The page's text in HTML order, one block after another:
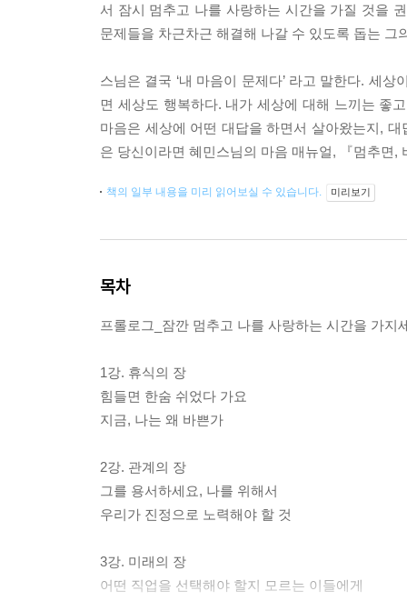
서 잠시 멈추고 나를 사랑하는 시간을 가질 것을
문제들을 차근차근 해결해 나갈 수 있도록 돕는
스님은 결국 ‘내 마음이 문제다’ 라고 말한다. 세
면 세상도 행복하다. 내가 세상에 대해 느끼는 좋
마음은 세상에 어떤 대답을 하면서 살아왔는지,
은 당신이라면 혜민스님의 마음 매뉴얼, 『멈추면
책의 일부 내용을 미리 읽어보실 수 있습니다. 미리보기
목차
프롤로그_잠깐 멈추고 나를 사랑하는 시간을 가지
1강. 휴식의 장
힘들면 한숨 쉬었다 가요
지금, 나는 왜 바쁜가
2강. 관계의 장
그를 용서하세요, 나를 위해서
우리가 진정으로 노력해야 할 것
3강. 미래의 장
어떤 직업을 선택해야 할지 모르는 이들에게